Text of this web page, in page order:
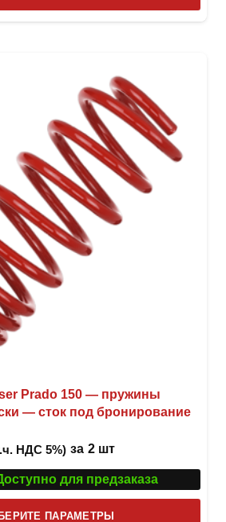
Prado 150 — пружины
— сток под бронирование
НДС 5%) за 2 шт
для предзаказа
ПАРАМЕТРЫ